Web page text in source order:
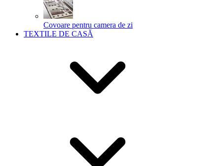
Covoare pentru camera de zi
TEXTILE DE CASĂ